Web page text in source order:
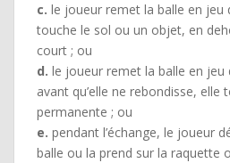
c. le joueur remet la balle en jeu
touche le sol ou un objet, en
court ; ou
d. le joueur remet la balle en jeu
avant qu’elle ne rebondisse, elle
permanente ; ou
e. pendant l’échange, le joueur
balle ou la prend sur la raquette